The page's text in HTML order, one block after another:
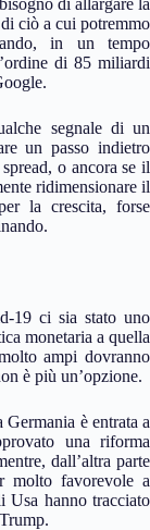
ciò a cui potremmo
in un tempo
di 85 miliardi
segnale di un
un passo indietro
o ancora se il
ridimensionare il
la crescita, forse
19 ci sia stato uno
monetaria a quella
ampi dovranno
è più un’opzione.
è entrata a
una riforma
dall’altra parte
molto favorevole a
Usa hanno tracciato